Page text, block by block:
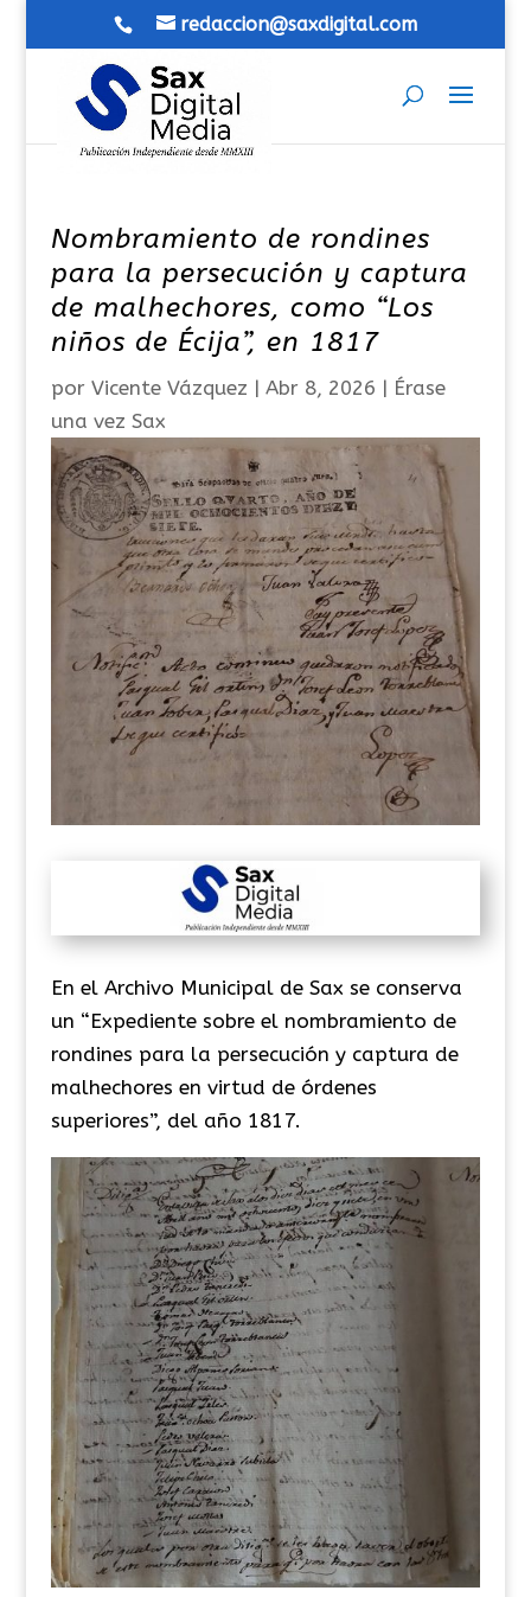
redaccion@saxdigital.com
Nombramiento de rondines
para la persecución y captura
de malhechores, como “Los
niños de Écija”, en 1817
por Vicente Vázquez | Abr 8, 2026 | Érase
una vez Sax
En el Archivo Municipal de Sax se conserva
un “Expediente sobre el nombramiento de
rondines para la persecución y captura de
malhechores en virtud de órdenes
superiores”, del año 1817.